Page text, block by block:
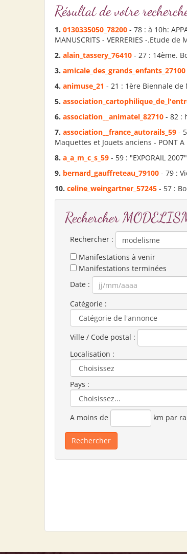
Résultat de votre
1. 0130335050_78200 - 78 : à 10h:
MANUSCRITS - VERRERIES -.Etude
2. alain_tassery_76410 - 27 : 14ème.
3. amicale_des_grands_enfants_27100
4. animuse_21 - 21 : 1ère Biennale
5.
6. association__animatel_82710 - 82 :
7. association__france_autorails_59 -
Maquettes et Jouets anciens - PONT A
8. a_a_m_c_s_59 - 59 : "EXPORAIL
9. bernard_gauffreteau_79100 - 79 :
10. celine_weingartner_57245 - 57 :
Rechercher
Rechercher :
Manifestations à venir
Manifestations terminées
Date :
Catégorie :
Ville / Code postal :
Localisation :
Pays :
A moins de km par